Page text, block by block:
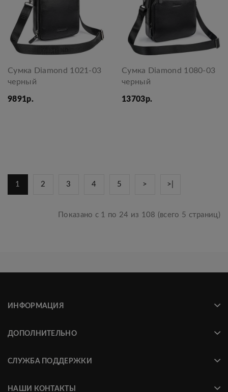
Сумка Diamond 1021-03
черный
9891р.
Сумка Diamond 1080-03
черный
13703р.
1 2 3 4 5 > >|
Показано с 1 по 24 из 108 (всего 5 страниц)
ИНФОРМАЦИЯ
ДОПОЛНИТЕЛЬНО
СЛУЖБА ПОДДЕРЖКИ
НАШИ КОНТАКТЫ